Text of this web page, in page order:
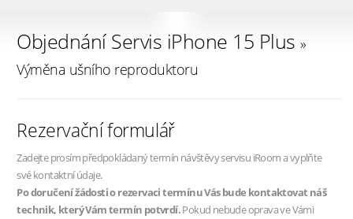
Objednání Servis iPhone 15 Plus»
Výměna ušního reproduktoru
Rezervační formulář
Zadejte prosím předpokládaný termín návštěvy servisu iRoom a vyplňte
své kontaktní údaje.
Po doručení žádosti o rezervaci termínu Vás bude kontaktovat náš
technik, který Vám termín potvrdí.Pokud nebude oprava ve Vámi